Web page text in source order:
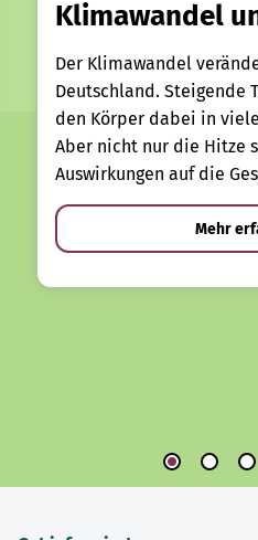
Klimawandel
Der Klimawandel
Deutschland. Steigende
den Körper dabei in
Aber nicht nur die Hitze
Auswirkungen auf die
Mehr